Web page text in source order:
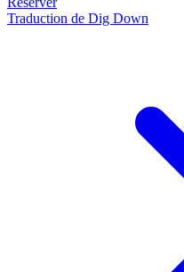
Traduction de Dig Down